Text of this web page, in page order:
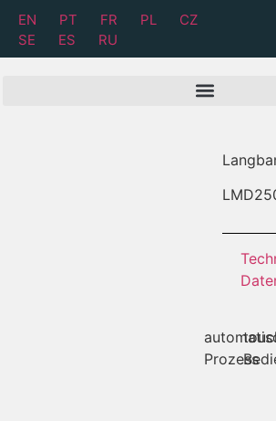
EN PT FR PL
CZ
SE
ES RU
LMD
Prozess